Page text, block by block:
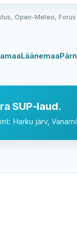
Open-Meteo, Forus
Läänemaa
SUP-laud.
Harku järv,